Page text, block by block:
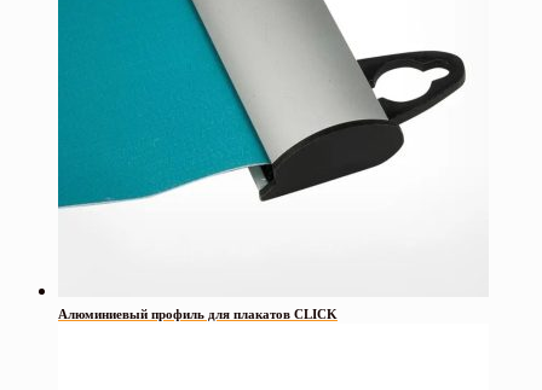
Алюминиевый профиль для плакатов CLICK